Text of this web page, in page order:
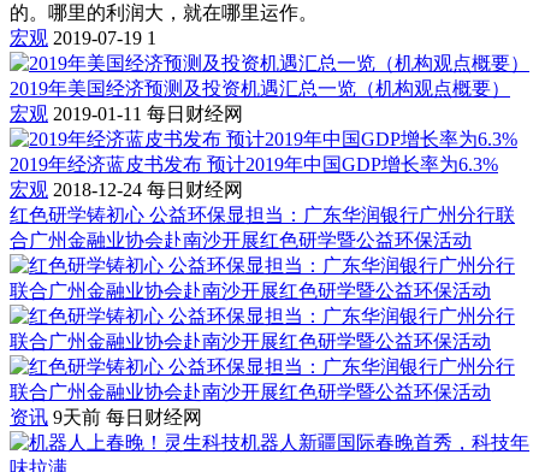
的。哪里的利润大，就在哪里运作。
宏观 2019-07-19 1
2019年美国经济预测及投资机遇汇总一览（机构观点概要）
宏观 2019-01-11 每日财经网
2019年经济蓝皮书发布 预计2019年中国GDP增长率为6.3%
宏观 2018-12-24 每日财经网
红色研学铸初心 公益环保显担当：广东华润银行广州分行联
合广州金融业协会赴南沙开展红色研学暨公益环保活动
资讯 9天前 每日财经网